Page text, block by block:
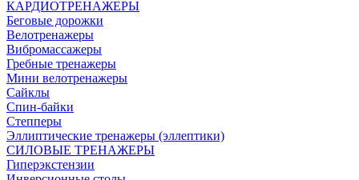
КАРДИОТРЕНАЖЕРЫ
Беговые дорожки
Велотренажеры
Вибромассажеры
Гребные тренажеры
Мини велотренажеры
Сайклы
Спин-байки
Степперы
Эллиптические тренажеры (эллептики)
СИЛОВЫЕ ТРЕНАЖЕРЫ
Гиперэкстензии